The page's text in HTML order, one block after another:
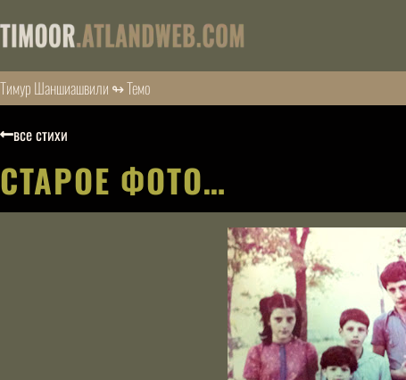
Тимур Шаншиашвили ↬ Темо
все стихи
СТАРОЕ ФОТО…